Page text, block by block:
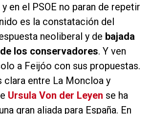
en el PSOE no paran de repetir
es la constatación del
neoliberal y de bajada
los conservadores. Y ven
a Feijóo con sus propuestas.
clara entre La Moncloa y
Ursula Von der Leyen se ha
gran aliada para España. En